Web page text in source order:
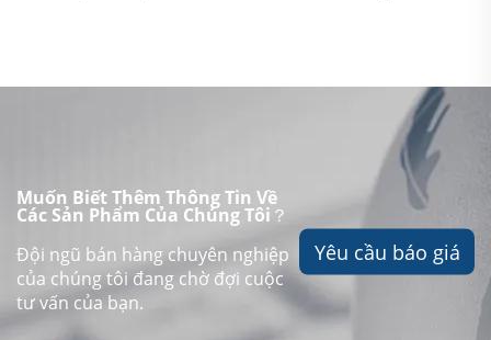
Muốn Biết Thêm Thông Tin Về
Các Sản Phẩm Của Chúng Tôi？
Đội ngũ bán hàng chuyên nghiệp
của chúng tôi đang chờ đợi cuộc
tư vấn của bạn.
Yêu cầu báo giá